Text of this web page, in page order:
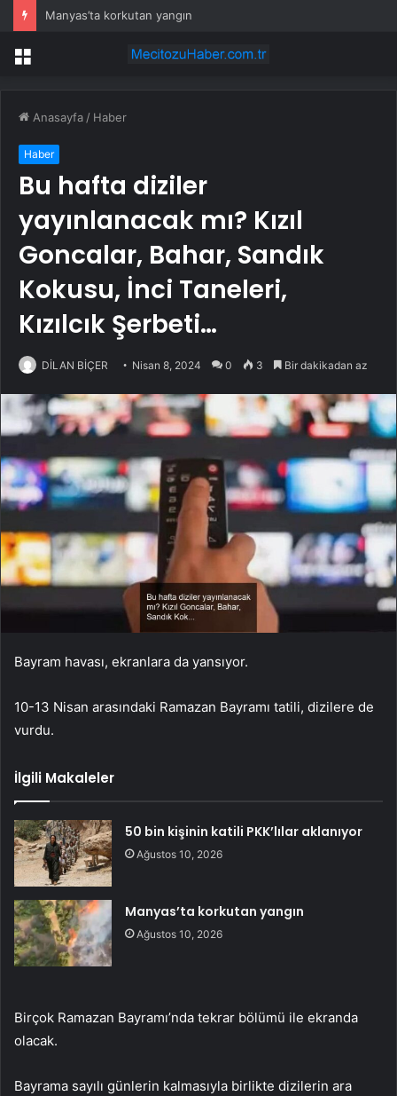
Manyas’ta korkutan yangın
Menü
Anasayfa / Haber
Haber
Bu hafta diziler
yayınlanacak mı? Kızıl
Goncalar, Bahar, Sandık
Kokusu, İnci Taneleri,
Kızılcık Şerbeti…
DİLAN BİÇER Nisan 8, 2024 0 3 Bir dakikadan az
Bayram havası, ekranlara da yansıyor.
10-13 Nisan arasındaki Ramazan Bayramı tatili, dizilere de
vurdu.
İlgili Makaleler
50 bin kişinin katili PKK’lılar aklanıyor
Ağustos 10, 2026
Manyas’ta korkutan yangın
Ağustos 10, 2026
Birçok Ramazan Bayramı’nda tekrar bölümü ile ekranda
olacak.
Bayrama sayılı günlerin kalmasıyla birlikte dizilerin ara